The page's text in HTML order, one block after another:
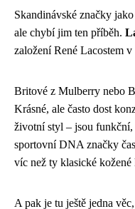
Skandinávské značky
ale chybí jim ten příběh.
založení René Lacostem
Britové z Mulberry nebo
Krásné, ale často dost
životní styl – jsou
sportovní DNA značky
víc než ty klasické kožené
A pak je tu ještě jedna